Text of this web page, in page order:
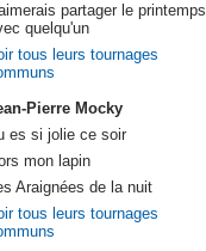
partager le printemps
quelqu'un
tous leurs tournages
Pierre Mocky
es si jolie ce soir
mon lapin
Araignées de la nuit
tous leurs tournages